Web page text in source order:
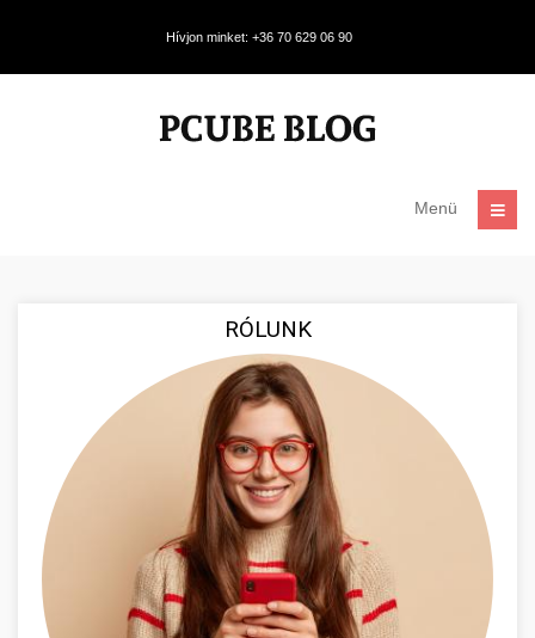
Hívjon minket: +36 70 629 06 90
Menü
RÓLUNK